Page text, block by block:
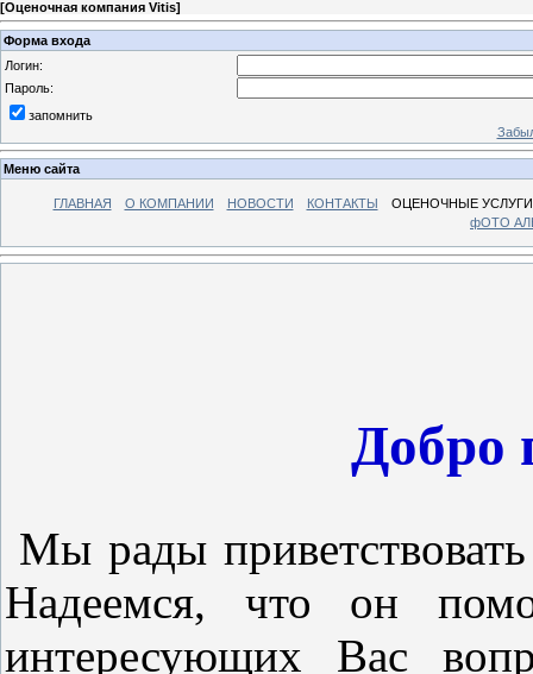
[Оценочная компания Vitis]
Форма входа
Логин:
Пароль:
запомнить
Меню сайта
ГЛАВНАЯ О КОМПАНИИ НОВОСТИ КОНТАКТЫ
ОЦЕНОЧНЫЕ УСЛУГИ
фОТО
Добро
Мы рады
Надеемся, что он
интересующих Вас